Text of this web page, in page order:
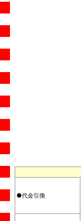
●代金引換